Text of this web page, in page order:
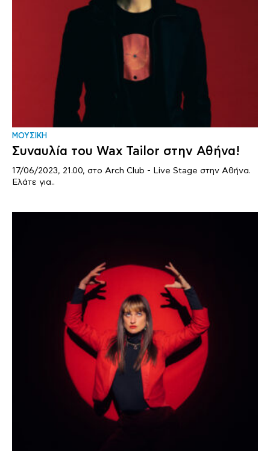
ΜΟΥΣΙΚΗ
Συναυλία του Wax Tailor στην Αθήνα!
17/06/2023, 21.00, στο Arch Club - Live Stage στην Αθήνα.
Ελάτε για..